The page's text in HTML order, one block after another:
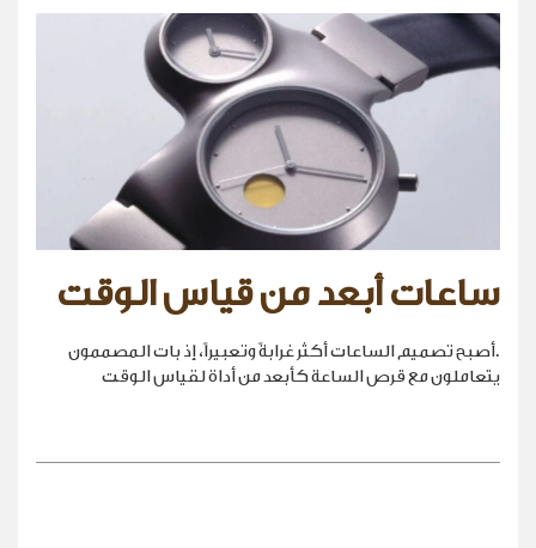
ساعات أبعد من قياس الوقت
.أصبح تصميم الساعات أكثر غرابةً وتعبيراً، إذ بات المصممون
يتعاملون مع قرص الساعة كأبعد من أداة لقياس الوقت